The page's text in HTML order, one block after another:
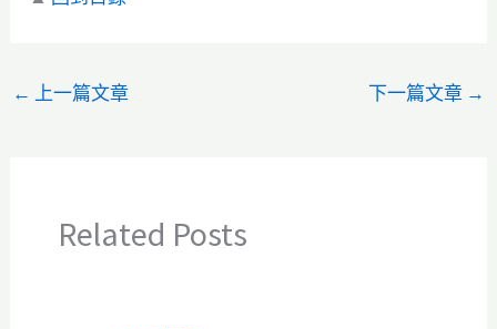
← 上一篇文章 下一篇文章 →
Related Posts